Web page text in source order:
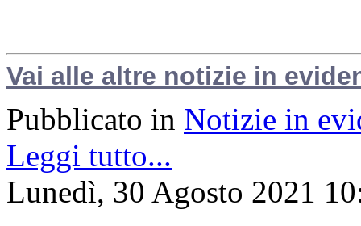
Vai alle altre notizie in
Pubblicato in Notizie in
Leggi tutto...
Lunedì, 30 Agosto 2021